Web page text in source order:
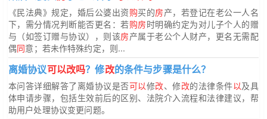
《民法典》规定，婚后公婆出资购买的房产，若登记在老公一人名
下，需分情况判断能否更名：若购房时明确约定为对儿子个人的赠
与（如签订赠与协议），则该房产属于老公个人财产，更名无需配
偶同意；若未作特殊约定，则...
离婚协议可以改吗？修改的条件与步骤是什么？
本问答详细解答了离婚协议是否可以修改、修改的法律条件以及具
体申请步骤，包括生效前后的区别、法院介入流程和法律建议，帮
助用户处理协议变更问题。